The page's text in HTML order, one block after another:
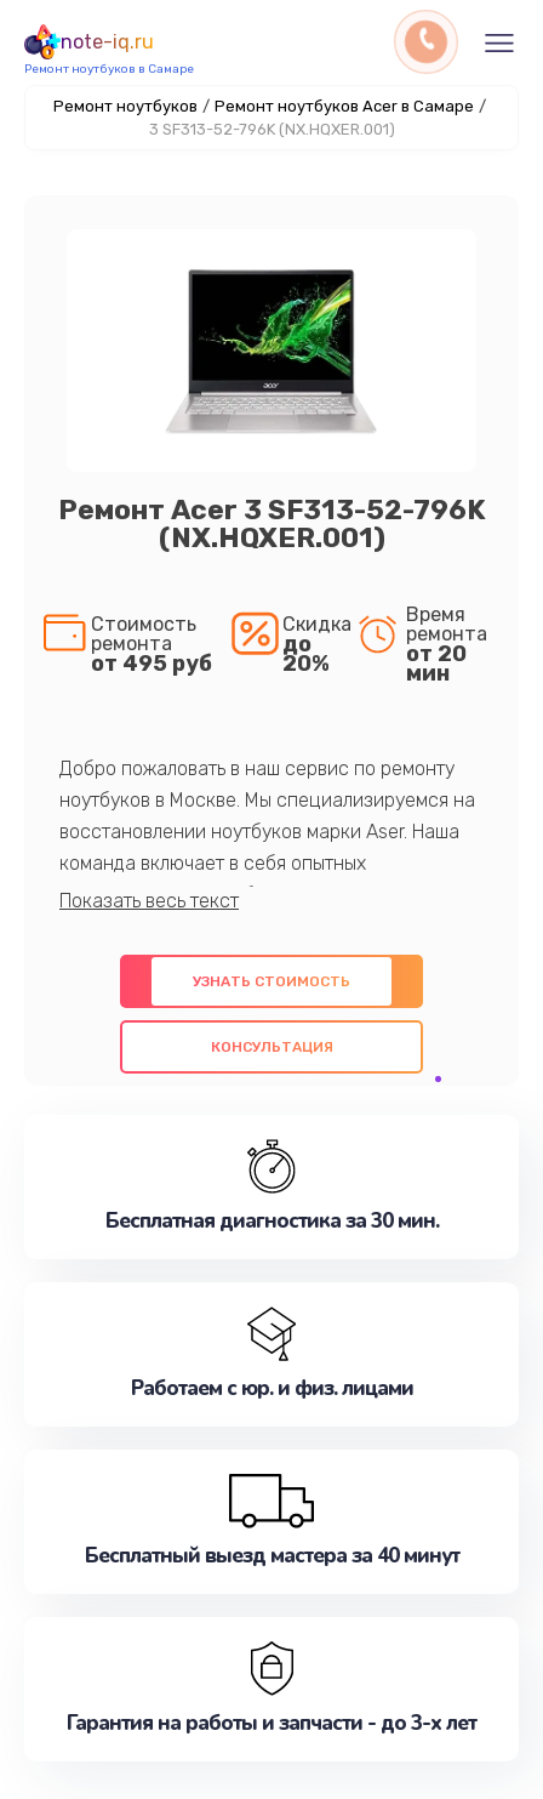
note-iq.ru
Ремонт ноутбуков в Самаре
Ремонт ноутбуков / Ремонт ноутбуков Acer в Самаре /
3 SF313-52-796K (NX.HQXER.001)
Ремонт Acer 3 SF313-52-796K
(NX.HQXER.001)
Стоимость
ремонта
от 495 руб
Скидка
до
20%
Время
ремонта
от 20
мин
Добро пожаловать в наш сервис по ремонту
ноутбуков в Москве. Мы специализируемся на
восстановлении ноутбуков марки Aser. Наша
команда включает в себя опытных
профессионалов с обширными знаниями и
предлагаем быстрый и качественный ремонт с
использованием оригинальных компонентов, а
также гарантируем качество всех
проведенных работ. Наша цель - предоставить
наилучшим образом. Не медлите записаться на
УЗНАТЬ СТОИМОСТЬ
КОНСУЛЬТАЦИЯ
Бесплатная диагностика за 30 мин.
Работаем с юр. и физ. лицами
Бесплатный выезд мастера за 40 минут
Гарантия на работы и запчасти - до 3-х лет